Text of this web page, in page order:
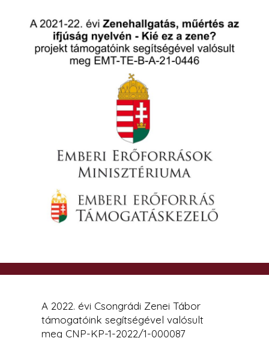
A 2022. évi Csongrádi Zenei Tábor
támogatóink segítségével valósult
meg CNP-KP-1-2022/1-000087